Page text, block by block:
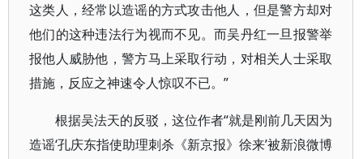
这类人，经常以造谣的方式攻击他人，但是警方却对
他们的这种违法行为视而不见。而吴丹红一旦报警举
报他人威胁他，警方马上采取行动，对相关人士采取
措施，反应之神速令人惊叹不已。”
根据吴法天的反驳，这位作者“就是刚前几天因为
造谣‘孔庆东指使助理刺杀《新京报》徐来’被新浪微博